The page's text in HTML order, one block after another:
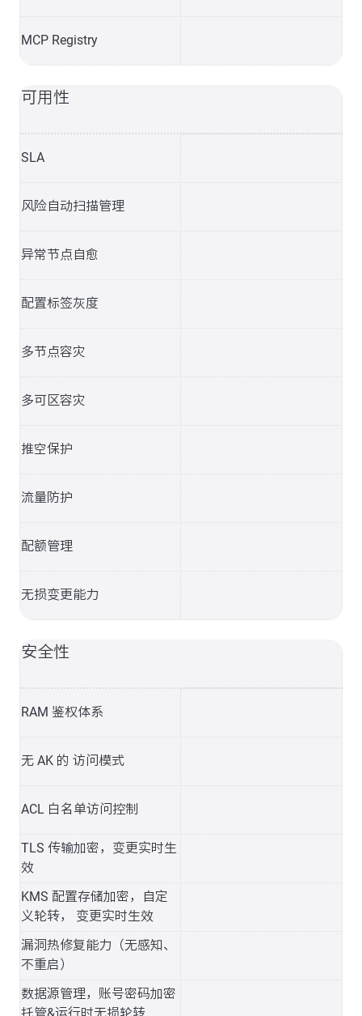
MCP Registry
可用性
SLA
风险自动扫描管理
异常节点自愈
配置标签灰度
多节点容灾
多可区容灾
推空保护
流量防护
配额管理
无损变更能力
安全性
RAM 鉴权体系
无 AK 的 访问模式
ACL 白名单访问控制
TLS 传输加密，变更实时生
效
KMS 配置存储加密，自定
义轮转， 变更实时生效
漏洞热修复能力（无感知、
不重启）
数据源管理，账号密码加密